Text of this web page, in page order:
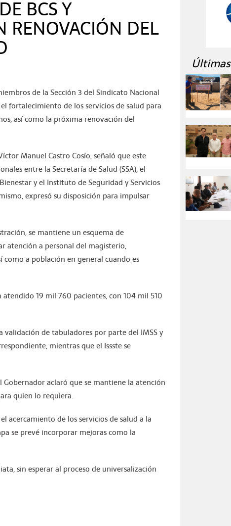
BCS Y
RENOVACIÓN DEL
de la Sección 3 del Sindicato Nacional
fortalecimiento de los servicios de salud para
así como la próxima renovación del
Manuel Castro Cosío, señaló que este
entre la Secretaría de Salud (SSA), el
y el Instituto de Seguridad y Servicios
expresó su disposición para impulsar
se mantiene un esquema de
atención a personal del magisterio,
como a población en general cuando es
19 mil 760 pacientes, con 104 mil 510
validación de tabuladores por parte del IMSS y
mientras que el Issste se
aclaró que se mantiene la atención
quien lo requiera.
acercamiento de los servicios de salud a la
se prevé incorporar mejoras como la
sin esperar al proceso de universalización
Últimas